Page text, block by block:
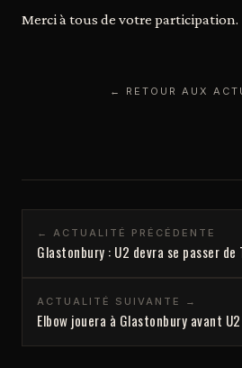
Merci à tous de votre participation.
← RETOUR AUX
← ACTUALITÉ PRÉCÉDENTE
Glastonbury : U2 devra se passer de
ACTUALITÉ SUIVANTE →
Elbow jouera à Glastonbury avant U2